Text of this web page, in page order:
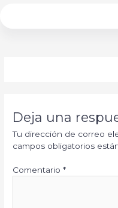
Deja una
Tu dirección de correo
campos obligatorios
Comentario*